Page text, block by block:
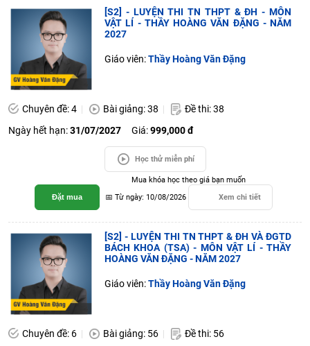
[S2] - LUYỆN THI TN THPT & ĐH - MÔN
VẬT LÍ - THẦY HOÀNG VĂN ĐẶNG - NĂM
2027
Giáo viên:Thầy Hoàng Văn Đặng
Chuyên đề: 4 Bài giảng: 38
Đề thi: 38
Ngày hết hạn:31/07/2027 Giá:999,000 đ
Học thử miễn phí
Đặt mua
Mua khóa học theo giá bạn muốn
📅 Từ ngày: 10/08/2026
Xem chi tiết
[S2] - LUYỆN THI TN THPT & ĐH VÀ ĐGTD
BÁCH KHOA (TSA) - MÔN VẬT LÍ - THẦY
HOÀNG VĂN ĐẶNG - NĂM 2027
Giáo viên:Thầy Hoàng Văn Đặng
Chuyên đề: 6 Bài giảng: 56
Đề thi: 56